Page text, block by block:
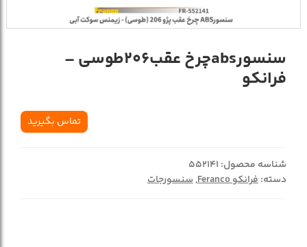
سنسورabsچرخ عقب206طوسی –
فرانکو
تماس بگیرید
شناسه محصول: 552141
دسته:فرانکو Feranco ,سنسورجات